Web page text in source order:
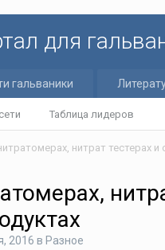
для
Таблица лидеров
гальваники
2016 в Разное